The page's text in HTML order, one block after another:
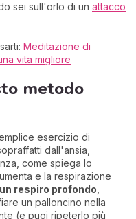
sei sull'orlo di un attacco
Meditazione di
vita migliore
metodo
esercizio di
dall'ansia,
come spiega lo
e la respirazione
respiro profondo
un palloncino nella
(e puoi ripeterlo più